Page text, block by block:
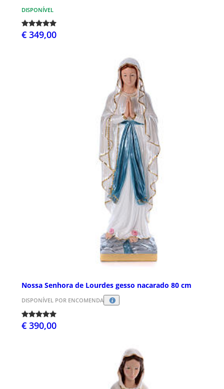
DISPONÍVEL
€ 349,00
Nossa Senhora de Lourdes gesso nacarado 80 cm
DISPONÍVEL POR ENCOMENDA
€ 390,00